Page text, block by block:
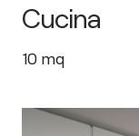
Cucina
10 mq